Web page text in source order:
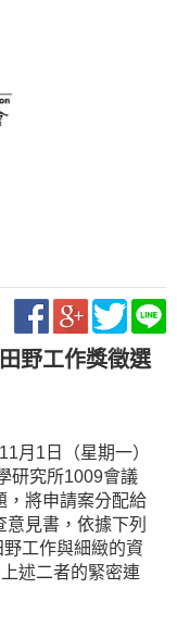
野工作獎徵選
月 1 日（星期一）
研究所1009會議
，將申請案分配給
見書，依據下列
野工作與細緻的資
上述二者的緊密連